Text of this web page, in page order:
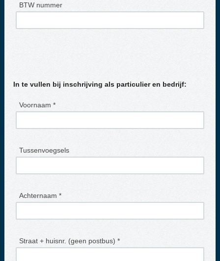
BTW nummer
In te vullen bij inschrijving als particulier en bedrijf:
Voornaam *
Tussenvoegsels
Achternaam *
Straat + huisnr. (geen postbus) *